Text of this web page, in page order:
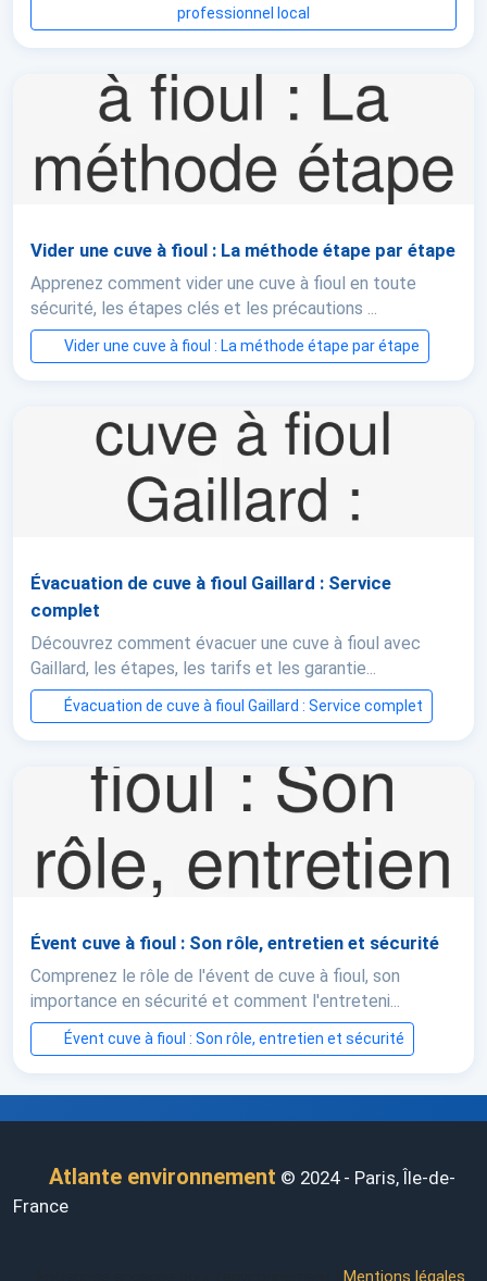
professionnel local
Vider une cuve à fioul : La méthode étape par étape
Apprenez comment vider une cuve à fioul en toute
sécurité, les étapes clés et les précautions ...
Vider une cuve à fioul : La méthode étape par étape
Évacuation de cuve à fioul Gaillard : Service
complet
Découvrez comment évacuer une cuve à fioul avec
Gaillard, les étapes, les tarifs et les garantie...
Évacuation de cuve à fioul Gaillard : Service complet
Évent cuve à fioul : Son rôle, entretien et sécurité
Comprenez le rôle de l'évent de cuve à fioul, son
importance en sécurité et comment l'entreteni...
Évent cuve à fioul : Son rôle, entretien et sécurité
Atlante environnement © 2024 - Paris, Île-de-
France
Entreprise engagée pour l’environnement |Mentions légales